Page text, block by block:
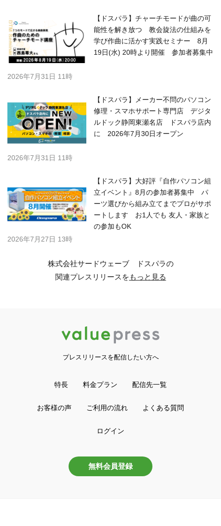
【ドスパラ】チャーチモードが曲の可
能性を解き放つ 教会旋法の仕組みを
学び作曲に活かす実践セミナー 8月
19日(水) 20時より開催 参加者募集中
2026年7月31日 11時
【ドスパラ】メーカー不問のパソコン
修理・スマホサポート専門店 デジタ
ルドック静岡東瀬名店 ドスパラ店内
に 2026年7月30日オープン
2026年7月31日 11時
【ドスパラ】大好評『自作パソコン組
立イベント』8月の参加者募集中 パ
ーツ選びから組み立てまでプロがサポ
ートします お1人でも 友人・家族と
の参加もOK
2026年7月27日 13時
株式会社サードウェーブ ドスパラの
関連プレスリリースをもっと見る
プレスリリースを配信したい方へ
特長 料金プラン 配信先一覧
お客様の声 ご利用の流れ よくある質問
ログイン
無料会員登録